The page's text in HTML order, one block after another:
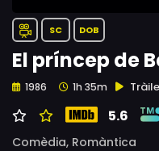
SC DOB
El príncep de
1986 1h 35m
5.6
Comèdia, Romàntica